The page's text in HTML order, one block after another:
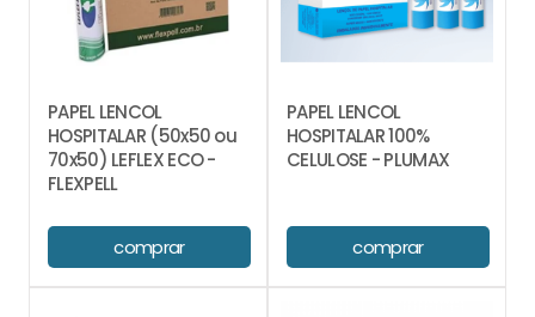
PAPEL LENCOL
HOSPITALAR (50x50 ou
70x50) LEFLEX ECO -
FLEXPELL
comprar
PAPEL LENCOL
HOSPITALAR 100%
CELULOSE - PLUMAX
comprar